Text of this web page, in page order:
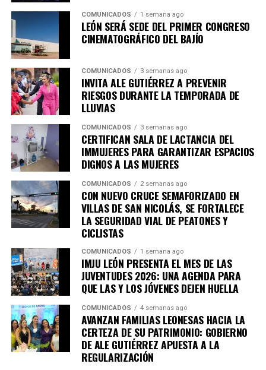
COMUNICADOS 1 semana ago
LEÓN SERÁ SEDE DEL PRIMER CONGRESO
CINEMATOGRÁFICO DEL BAJÍO
COMUNICADOS 3 semanas ago
INVITA ALE GUTIÉRREZ A PREVENIR
RIESGOS DURANTE LA TEMPORADA DE
LLUVIAS
COMUNICADOS 3 semanas ago
CERTIFICAN SALA DE LACTANCIA DEL
IMMUJERES PARA GARANTIZAR ESPACIOS
DIGNOS A LAS MUJERES
COMUNICADOS 2 semanas ago
CON NUEVO CRUCE SEMAFORIZADO EN
VILLAS DE SAN NICOLÁS, SE FORTALECE
LA SEGURIDAD VIAL DE PEATONES Y
CICLISTAS
COMUNICADOS 1 semana ago
IMJU LEÓN PRESENTA EL MES DE LAS
JUVENTUDES 2026: UNA AGENDA PARA
QUE LAS Y LOS JÓVENES DEJEN HUELLA
COMUNICADOS 4 semanas ago
AVANZAN FAMILIAS LEONESAS HACIA LA
CERTEZA DE SU PATRIMONIO: GOBIERNO
DE ALE GUTIÉRREZ APUESTA A LA
REGULARIZACIÓN